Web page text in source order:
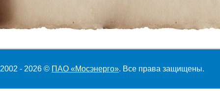
2002 - 2026 © ПАО «Мосэнерго». Все права защищены.